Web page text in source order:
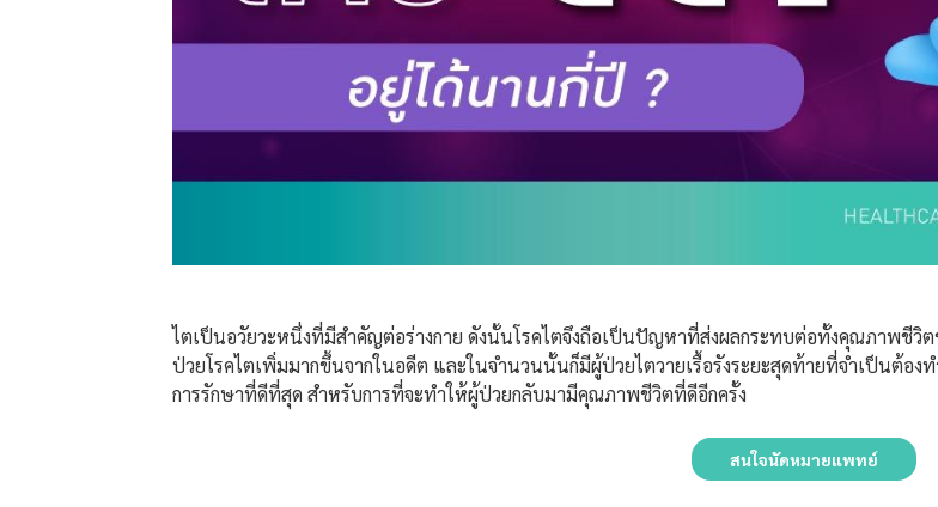
ไตเป็นอวัยวะหนึ่งที่มีสำคัญต่อร่างกาย ดังนั้นโรคไตจึงถือเป็นปัญหาที่ส่งผลกระทบต่อทั้งคุณภาพชีวิ
ป่วยโรคไตเพิ่มมากขึ้นจากในอดีต และในจำนวนนั้นก็มีผู้ป่วยไตวายเรื้อรังระยะสุดท้ายที่จำเป็นต้อง
การรักษาที่ดีที่สุด สำหรับการที่จะทำให้ผู้ป่วยกลับมามีคุณภาพชีวิตที่ดีอีกครั้ง
สนใจนัดหมายแพทย์